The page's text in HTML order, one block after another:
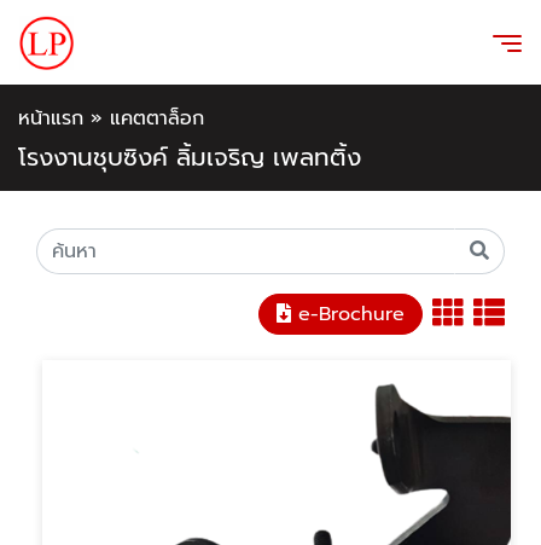
หน้าแรก » แคตตาล็อก
โรงงานชุบซิงค์ ลิ้มเจริญ เพลทติ้ง
e-Brochure